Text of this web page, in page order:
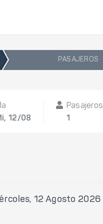
PASAJEROS
12/08
Pasajeros
1
12 Agosto 2026